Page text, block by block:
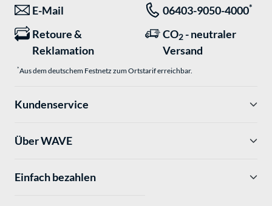
E-Mail 06403-9050-4000*
Retoure &
Reklamation
CO2 - neutraler
Versand
*Aus dem deutschem Festnetz zum Ortstarif erreichbar.
Kundenservice
Über WAVE
Einfach bezahlen